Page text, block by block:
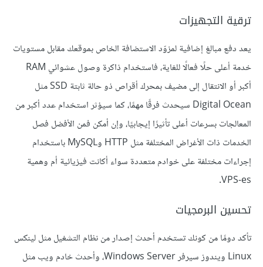
ترقية التجهيزات
يعد دفع مبالغ إضافية لمزوّد الاستضافة الخاص بموقعك مقابل مستويات
خدمة أعلى حلًا فعالًا للغاية، فاستخدام ذاكرة وصول عشوائي RAM
أكبر أو الانتقال إلى مضيف بمحرك أقراص ذو حالة ثابتة SSD مثل
Digital Ocean سيحدث فرقًا مهمًا، كما سيؤثر استخدام عدد أكبر من
المعالجات بسرعات أعلى تأثيرًا إيجابيًا، وإن أمكن فمن الأفضل فصل
الخدمات ذات الأغراض المختلفة مثل HTTP وMySQL باستخدام
إجراءات مختلفة على خوادم متعددة سواء أكانت فيزيائية أم وهمية
VPS-es.
تحسين البرمجيات
تأكد دومًا من كونك تستخدم أحدث إصدار من نظام التشغيل مثل لينكس
Linux ويندوز سيرفر Windows Server، وأحدث خادم ويب مثل